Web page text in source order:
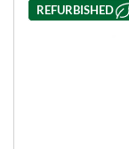
REFURBISHED